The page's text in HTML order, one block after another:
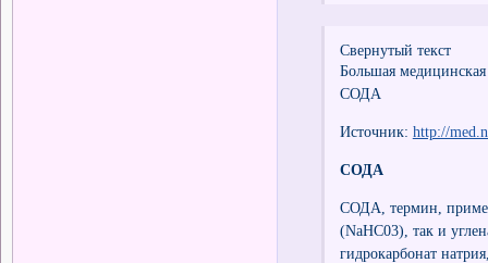
Свернутый текст
Большая
СОДА
Источник: http://
СОДА
СОДА, термин,
(NaHC03), так и
гидрокарбонат